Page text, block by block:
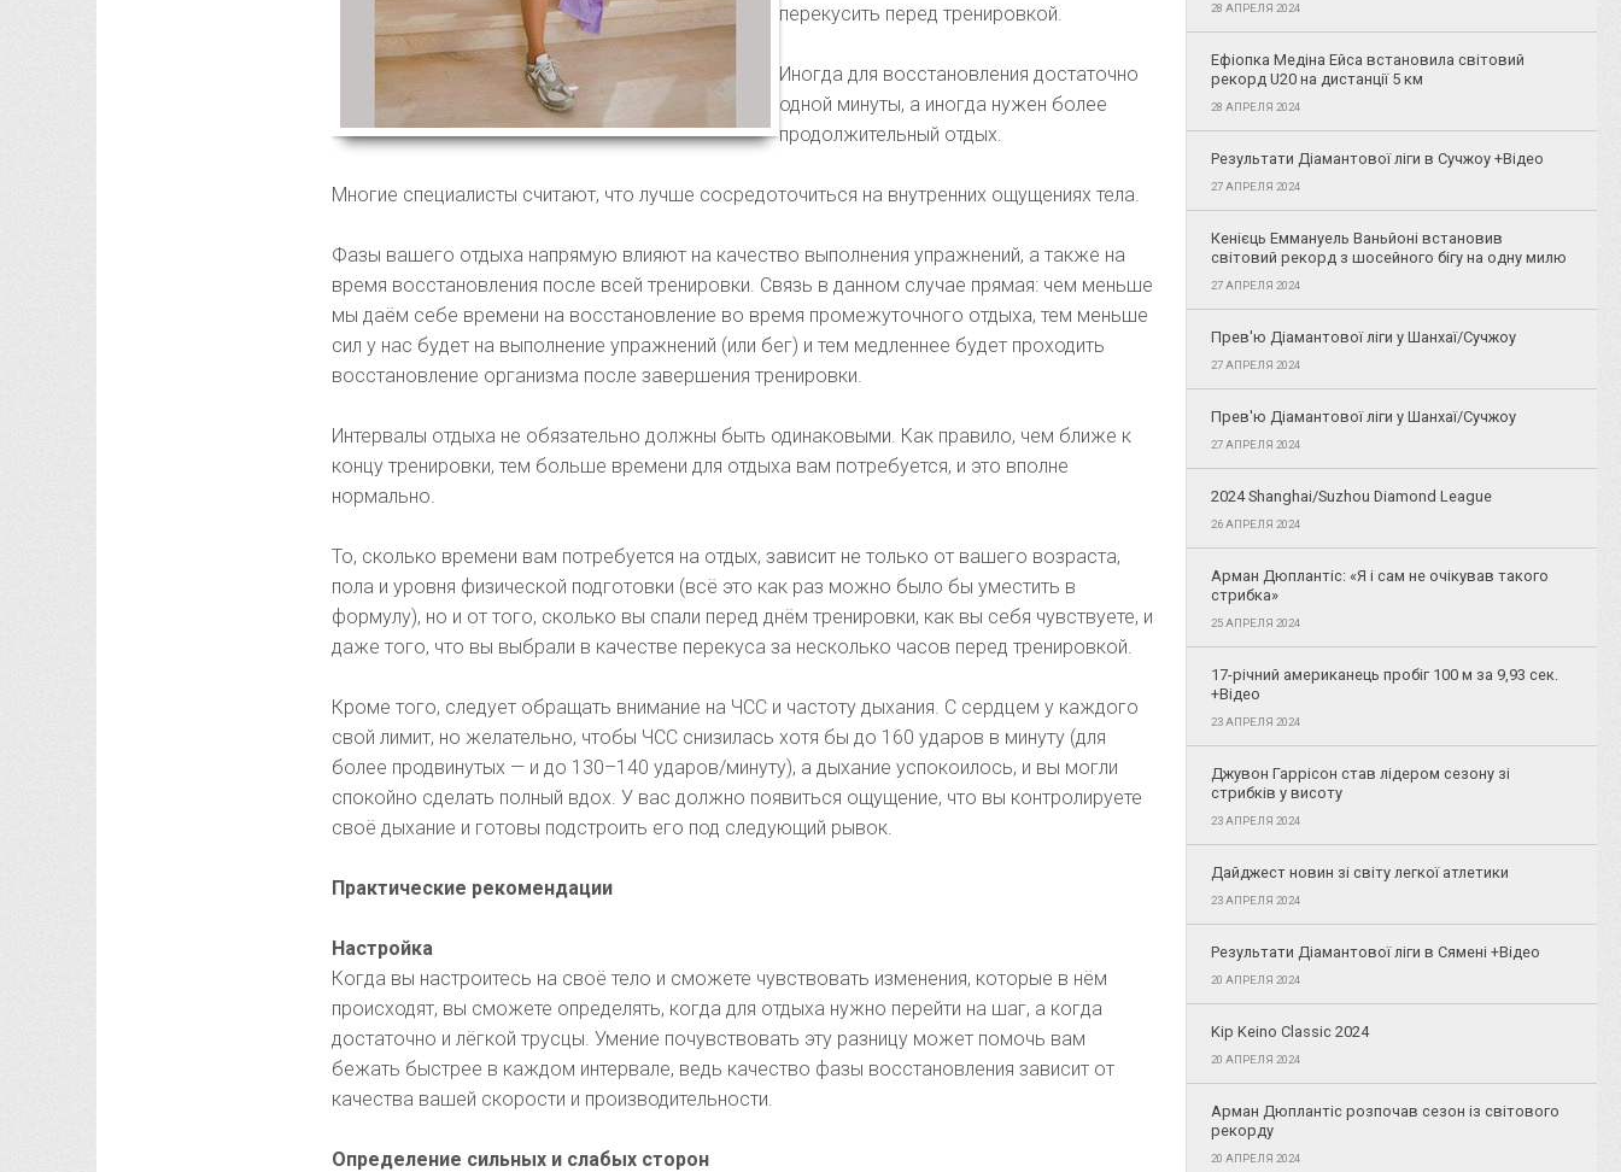
перекусить перед тренировкой.
Иногда для восстановления достаточно
одной минуты, а иногда нужен более
продолжительный отдых.
Многие специалисты считают, что лучше сосредоточиться на внутренних ощущениях тела.
Фазы вашего отдыха напрямую влияют на качество выполнения упражнений, а также на
время восстановления после всей тренировки. Связь в данном случае прямая: чем меньше
мы даём себе времени на восстановление во время промежуточного отдыха, тем меньше
сил у нас будет на выполнение упражнений (или бег) и тем медленнее будет проходить
восстановление организма после завершения тренировки.
Интервалы отдыха не обязательно должны быть одинаковыми. Как правило, чем ближе к
концу тренировки, тем больше времени для отдыха вам потребуется, и это вполне
нормально.
То, сколько времени вам потребуется на отдых, зависит не только от вашего возраста,
пола и уровня физической подготовки (всё это как раз можно было бы уместить в
формулу), но и от того, сколько вы спали перед днём тренировки, как вы себя чувствуете, и
даже того, что вы выбрали в качестве перекуса за несколько часов перед тренировкой.
Кроме того, следует обращать внимание на ЧСС и частоту дыхания. С сердцем у каждого
свой лимит, но желательно, чтобы ЧСС снизилась хотя бы до 160 ударов в минуту (для
более продвинутых — и до 130–140 ударов/минуту), а дыхание успокоилось, и вы могли
спокойно сделать полный вдох. У вас должно появиться ощущение, что вы контролируете
своё дыхание и готовы подстроить его под следующий рывок.
Практические рекомендации
Настройка
Когда вы настроитесь на своё тело и сможете чувствовать изменения, которые в нём
происходят, вы сможете определять, когда для отдыха нужно перейти на шаг, а когда
достаточно и лёгкой трусцы. Умение почувствовать эту разницу может помочь вам
бежать быстрее в каждом интервале, ведь качество фазы восстановления зависит от
качества вашей скорости и производительности.
Определение сильных и слабых сторон
28 АПРЕЛЯ 2024
Ефіопка Медіна Ейса встановила світовий
рекорд U20 на дистанції 5 км
28 АПРЕЛЯ 2024
Результати Діамантової ліги в Сучжоу +Відео
27 АПРЕЛЯ 2024
Кенієць Еммануель Ваньйоні встановив
світовий рекорд з шосейного бігу на одну милю
27 АПРЕЛЯ 2024
Прев'ю Діамантової ліги у Шанхаї/Сучжоу
27 АПРЕЛЯ 2024
Прев'ю Діамантової ліги у Шанхаї/Сучжоу
27 АПРЕЛЯ 2024
2024 Shanghai/Suzhou Diamond League
26 АПРЕЛЯ 2024
Арман Дюплантіс: «Я і сам не очікував такого
стрибка»
25 АПРЕЛЯ 2024
17-річний американець пробіг 100 м за 9,93 сек.
+Відео
23 АПРЕЛЯ 2024
Джувон Гаррісон став лідером сезону зі
стрибків у висоту
23 АПРЕЛЯ 2024
Дайджест новин зі світу легкої атлетики
23 АПРЕЛЯ 2024
Результати Діамантової ліги в Сямені +Відео
20 АПРЕЛЯ 2024
Kip Keino Classic 2024
20 АПРЕЛЯ 2024
Арман Дюплантіс розпочав сезон із світового
рекорду
20 АПРЕЛЯ 2024